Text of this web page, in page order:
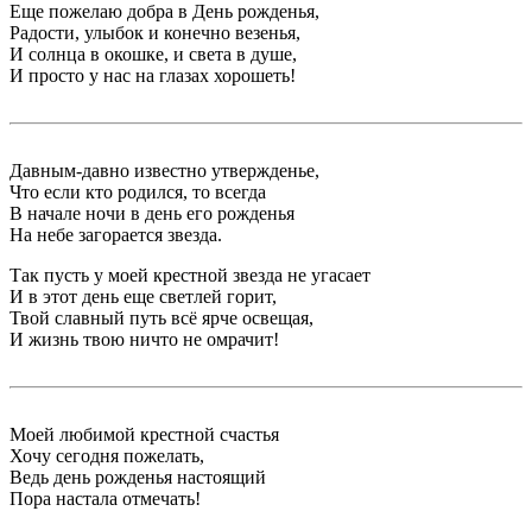
Еще пожелаю добра в День рожденья,
Радости, улыбок и конечно везенья,
И солнца в окошке, и света в душе,
И просто у нас на глазах хорошеть!
Давным-давно известно утвержденье,
Что если кто родился, то всегда
В начале ночи в день его рожденья
На небе загорается звезда.
Так пусть у моей крестной звезда не угасает
И в этот день еще светлей горит,
Твой славный путь всё ярче освещая,
И жизнь твою ничто не омрачит!
Моей любимой крестной счастья
Хочу сегодня пожелать,
Ведь день рожденья настоящий
Пора настала отмечать!